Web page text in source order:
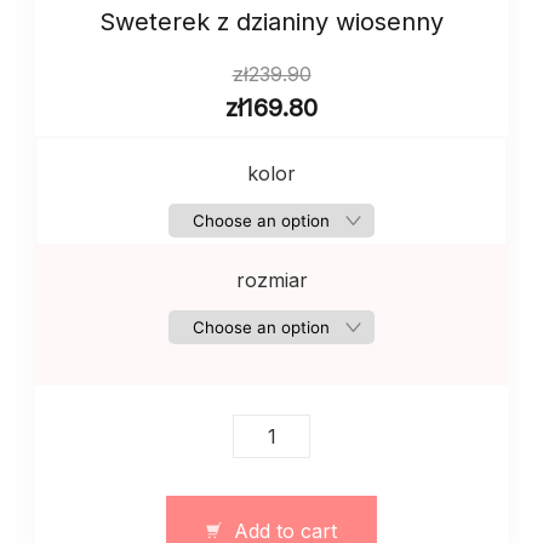
Sweterek z dzianiny wiosenny
zł239.90
zł169.80
kolor
rozmiar
Sweterek
Add to cart